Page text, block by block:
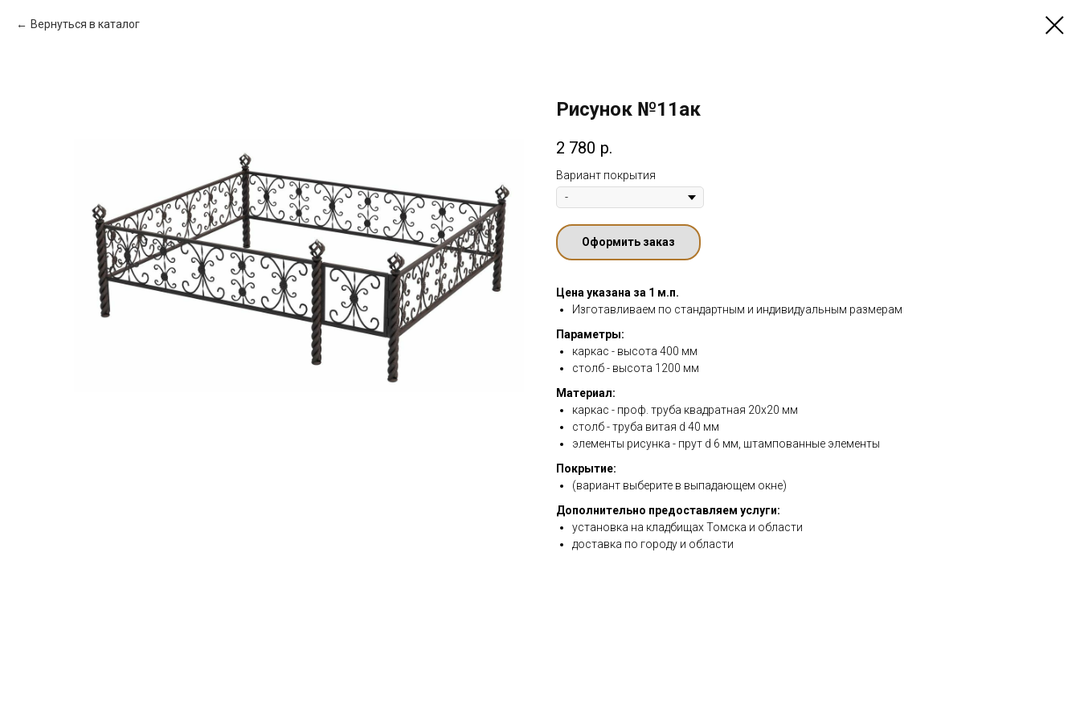
Вернуться в каталог
Рисунок №11ак
2 780 р.
Вариант покрытия
Оформить заказ
Цена указана за 1 м.п.
Изготавливаем по стандартным и индивидуальным размерам
Параметры:
каркас - высота 400 мм
столб - высота 1200 мм
Материал:
каркас - проф. труба квадратная 20х20 мм
столб - труба витая d 40 мм
элементы рисунка - прут d 6 мм, штампованные элементы
Покрытие:
(вариант выберите в выпадающем окне)
Дополнительно предоставляем услуги:
установка на кладбищах Томска и области
доставка по городу и области